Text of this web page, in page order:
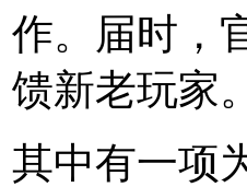
作。届时，
馈新老玩家。
其中有一项